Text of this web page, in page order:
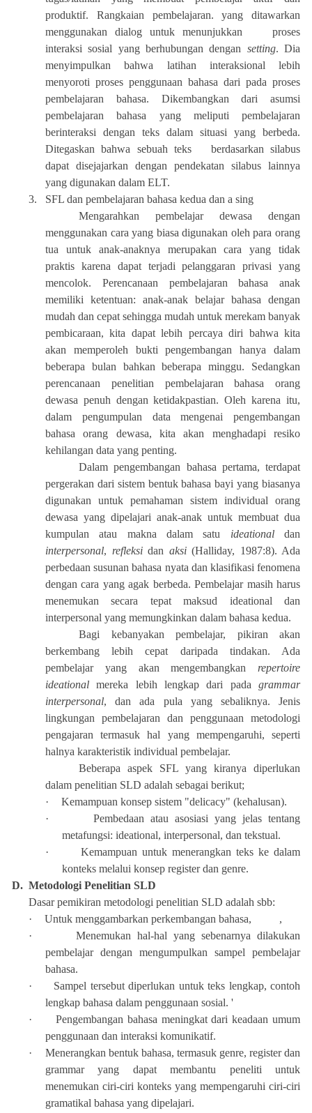
produktif. Rangkaian pembelajaran. yang ditawarkan
menggunakan dialog untuk menunjukkan proses
interaksi sosial yang berhubungan dengan setting. Dia
menyimpulkan bahwa latihan interaksional lebih
menyoroti proses penggunaan bahasa dari pada proses
pembelajaran bahasa. Dikembangkan dari asumsi
pembelajaran bahasa yang meliputi pembelajaran
berinteraksi dengan teks dalam situasi yang berbeda.
Ditegaskan bahwa sebuah teks berdasarkan silabus
dapat disejajarkan dengan pendekatan silabus lainnya
yang digunakan dalam ELT.
3.
SFL dan pembelajaran bahasa kedua dan a sing
Mengarahkan pembelajar dewasa dengan
menggunakan cara yang biasa digunakan oleh para orang
tua untuk anak-anaknya merupakan cara yang tidak
praktis karena dapat terjadi pelanggaran privasi yang
mencolok. Perencanaan pembelajaran bahasa anak
memiliki ketentuan: anak-anak belajar bahasa dengan
mudah dan cepat sehingga mudah untuk merekam banyak
pembicaraan, kita dapat lebih percaya diri bahwa kita
akan memperoleh bukti pengembangan hanya dalam
beberapa bulan bahkan beberapa minggu. Sedangkan
perencanaan penelitian pembelajaran bahasa orang
dewasa penuh dengan ketidakpastian. Oleh karena itu,
dalam pengumpulan data mengenai pengembangan
bahasa orang dewasa, kita akan menghadapi resiko
kehilangan data yang penting.
Dalam pengembangan bahasa pertama, terdapat
pergerakan dari sistem bentuk bahasa bayi yang biasanya
digunakan untuk pemahaman sistem individual orang
dewasa yang dipelajari anak-anak untuk membuat dua
kumpulan atau makna dalam satu ideationaldan
interpersonal, refleksidan aksi(Halliday, 1987:8). Ada
perbedaan susunan bahasa nyata dan klasifikasi fenomena
dengan cara yang agak berbeda. Pembelajar masih harus
menemukan secara tepat maksud ideational dan
interpersonal yang memungkinkan dalam bahasa kedua.
Bagi kebanyakan pembelajar, pikiran akan
berkembang lebih cepat daripada tindakan. Ada
pembelajar yang akan mengembangkan repertoire
ideationalmereka lebih lengkap dari padagrammar
interpersonal, dan ada pula yang sebaliknya. Jenis
lingkungan pembelajaran dan penggunaan metodologi
pengajaran termasuk hal yang mempengaruhi, seperti
halnya karakteristik individual pembelajar.
Beberapa aspek SFL yang kiranya diperlukan
dalam penelitian SLD adalah sebagai berikut;
·
Kemampuan konsep sistem "delicacy" (kehalusan).
·
Pembedaan atau asosiasi yang jelas tentang
metafungsi: ideational, interpersonal, dan tekstual.
·
Kemampuan untuk menerangkan teks ke dalam
konteks melalui konsep register dan genre.
D. Metodologi Penelitian SLD
Dasar pemikiran metodologi penelitian SLD adalah sbb:
·
Untuk menggambarkan perkembangan bahasa, ,
·
Menemukan hal-hal yang sebenarnya dilakukan
pembelajar dengan mengumpulkan sampel pembelajar
bahasa.
·
Sampel tersebut diperlukan untuk teks lengkap, contoh
lengkap bahasa dalam penggunaan sosial. '
·
Pengembangan bahasa meningkat dari keadaan umum
penggunaan dan interaksi komunikatif.
·
Menerangkan bentuk bahasa, termasuk genre, register dan
grammar yang dapat membantu peneliti untuk
menemukan ciri-ciri konteks yang mempengaruhi ciri-ciri
gramatikal bahasa yang dipelajari.